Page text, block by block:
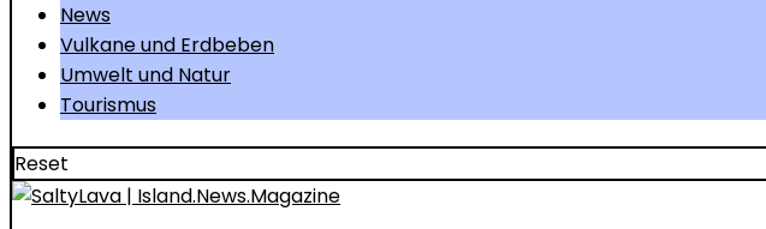
News
Vulkane und Erdbeben
Umwelt und Natur
Tourismus
Reset